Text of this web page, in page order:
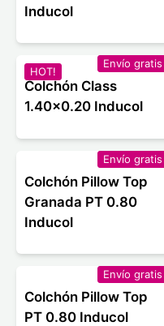
Inducol
HOT!
Envío gratis
Colchón Class
1.40x0.20 Inducol
Envío gratis
Colchón Pillow Top
Granada PT 0.80
Inducol
Envío gratis
Colchón Pillow Top
PT 0.80 Inducol